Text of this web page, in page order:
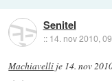
Senitel
:: 14. nov 2010,
Machiavelli je 14. nov